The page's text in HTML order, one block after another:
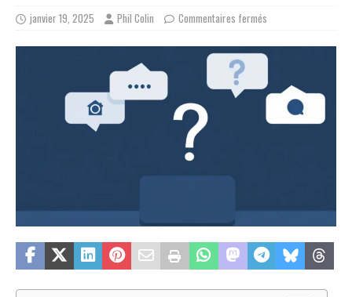
janvier 19, 2025 Phil Colin Commentaires fermés